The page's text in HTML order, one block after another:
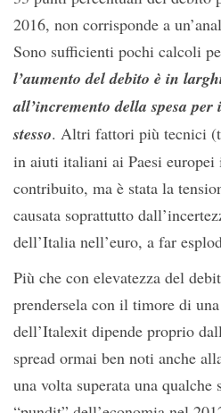
2016, non corrisponde a
Sono sufficienti pochi calcoli
l’aumento del debito è in
all’incremento della spesa per
stesso. Altri fattori più tecnici
in aiuti italiani ai Paesi europei
contribuito, ma è stata la
causata soprattutto
dell’Italia nell’euro, a far
Più che con elevatezza del
prendersela con il timore di
dell’Italexit dipende proprio
spread ormai ben noti anche
una volta superata una